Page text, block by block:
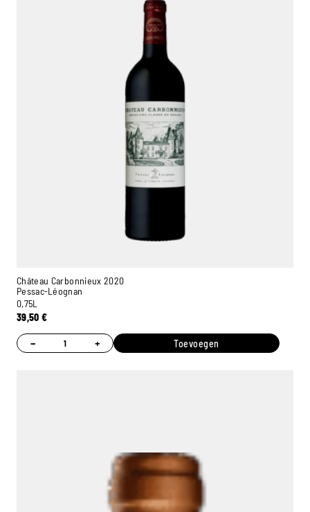
Château Carbonnieux 2020
Pessac-Léognan
0,75L
39,50€
− + Toevoegen